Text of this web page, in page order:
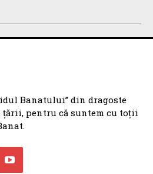
Banatului” din dragoste
țării, pentru că suntem cu toții